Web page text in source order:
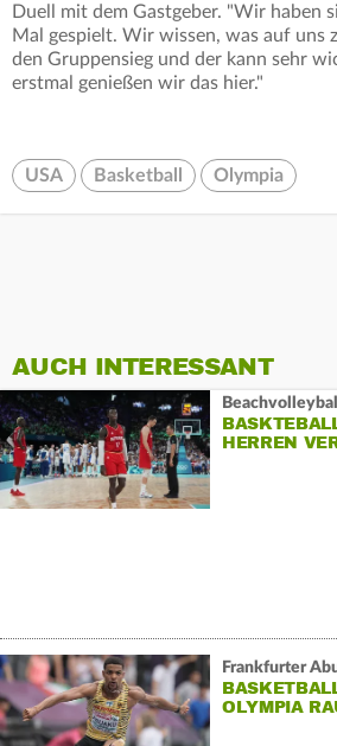
Duell mit dem Gastgeber. "Wir haben
Mal gespielt. Wir wissen, was auf uns
den Gruppensieg und der kann sehr
erstmal genießen wir das hier."
USA Basketball Olympia
AUCH INTERESSANT
HERREN
Frankfurter
OLYMPIA